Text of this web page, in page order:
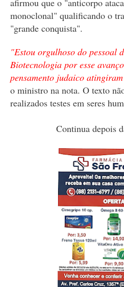
afirmou que o "anticorpo
monoclonal" qualificando o
"grande conquista".
"Estou orgulhoso do pessoal
Biotecnologia por esse
pensamento judaico
o ministro na nota. O texto
realizados testes em seres
Continua depois